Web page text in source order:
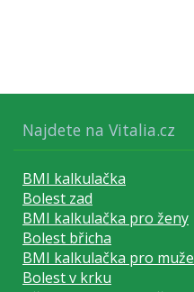
Najdete na Vitalia.cz
BMI kalkulačka
Bolest zad
BMI kalkulačka pro ženy
Bolest břicha
BMI kalkulačka pro muže
Bolest v krku